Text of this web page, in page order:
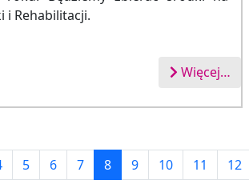
i Rehabilitacji.
Więcej…
Strona 8 z 13
5 6 7 8 9 10 11 12